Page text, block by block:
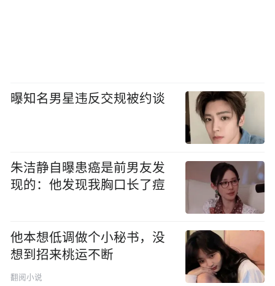
曝知名男星违反交规被约谈
朱洁静自曝患癌是前男友发
现的：他发现我胸口长了痘
他本想低调做个小秘书，没
想到招来桃运不断
翻阅小说